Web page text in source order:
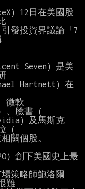
）12日在美國股
發投資界議論「7
Seven）是美
Hartnett）在
微軟
、臉書（
）及馬斯克
（
關個股。
）創下美國史上最
策略師鮑洛爾
難